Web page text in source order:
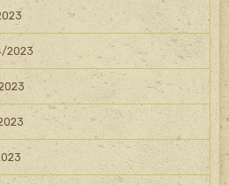
2023